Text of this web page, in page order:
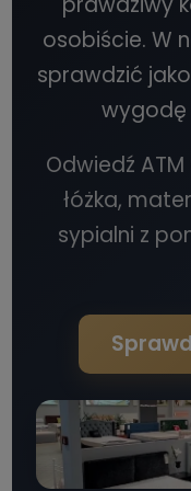
osobiście. W
sprawdzić
wygodę
Odwiedź
łóżka,
sypialni z